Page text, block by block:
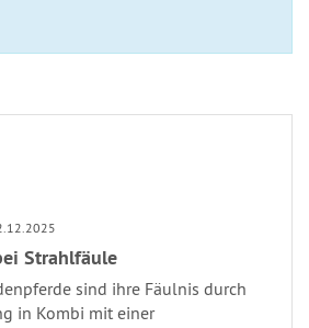
Strahlfäule
sind ihre Fäulnis durch
in Kombi mit einer